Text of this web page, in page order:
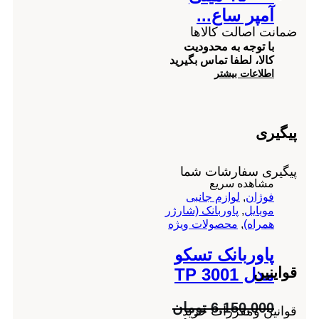
آمپر ساع...
با توجه به محدودیت
کالا، لطفا تماس بگیرید
اطلاعات بیشتر
مشاهده سریع
فوژان,لوازم جانبی
موبایل,پاوربانک (شارژر
همراه), محصولات ویژه
پاوربانک تسکو
مدل TP 3001
6,150,000 تومان
ضمانت اصالت کالاها
پیگیری
پیگیری سفارشات شما
قواینین
قوانین ومقررات خرید